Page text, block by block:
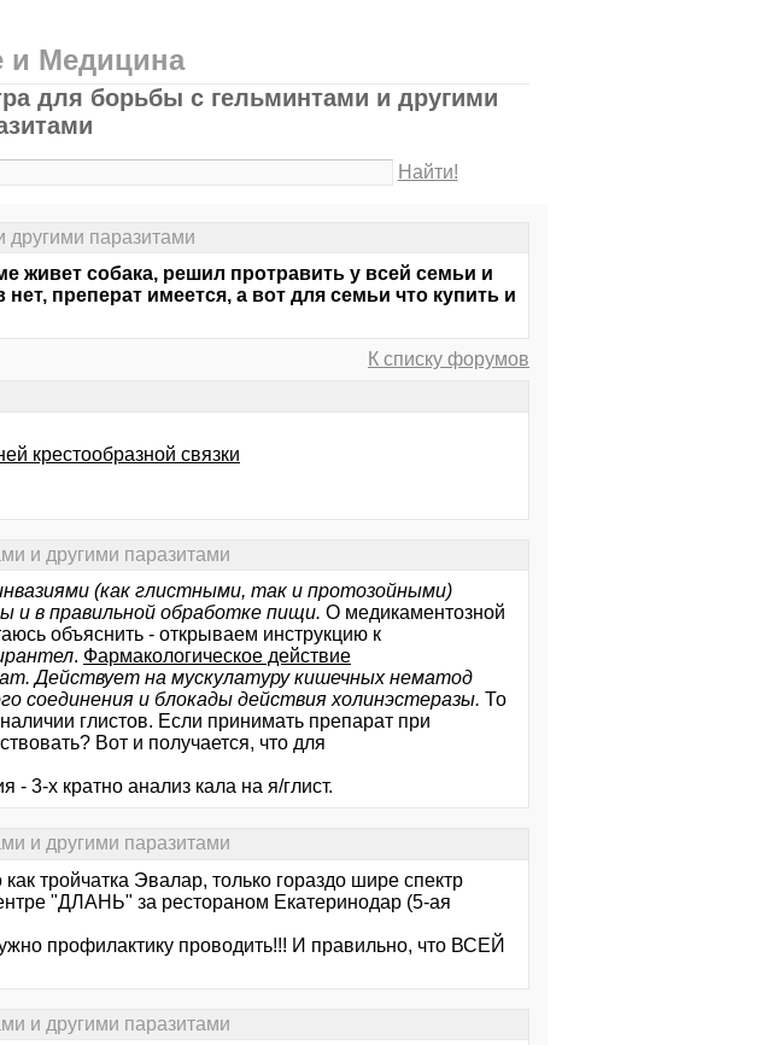
и Медицина
для борьбы с гельминтами и другими
Найти!
другими паразитами
живет собака, решил протравить у всей семьи и
преперат имеется, а вот для семьи что купить и
К списку форумов
крестообразной связки
и другими паразитами
(как глистными, так и протозойными)
и в правильной обработке пищи. О медикаментозной
объяснить - открываем инструкцию к
. Фармакологическое действие
Действует на мускулатуру кишечных нематод
соединения и блокады действия холинэстеразы. То
глистов. Если принимать препарат при
Вот и получается, что для
- 3-х кратно анализ кала на я/глист.
и другими паразитами
тройчатка Эвалар, только гораздо шире спектр
"ДЛАНЬ" за рестораном Екатеринодар (5-ая
профилактику проводить!!! И правильно, что ВСЕЙ
и другими паразитами